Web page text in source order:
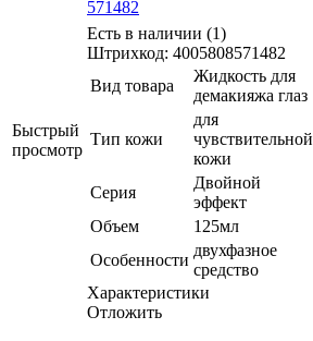
Быстрый
просмотр
571482
Есть в наличии (1)
Штрихкод: 4005808571482
Вид товара
Жидкость для
демакияжа глаз
Тип кожи
для
чувствительной
кожи
Серия
Двойной
эффект
Объем
125мл
Особенности
двухфазное
средство
Характеристики
Отложить